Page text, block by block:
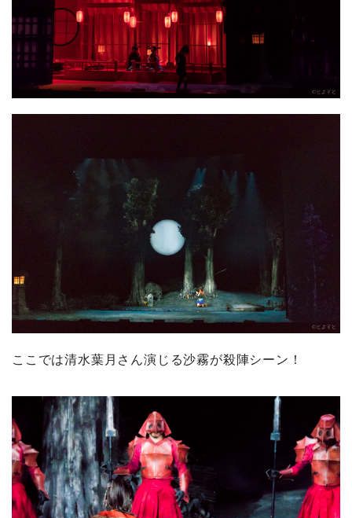
ここでは清水葉月さん演じる沙霧が殺陣シーン！